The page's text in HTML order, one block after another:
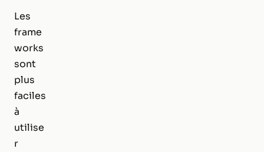
Les
frame
works
sont
plus
faciles
à
utilise
r